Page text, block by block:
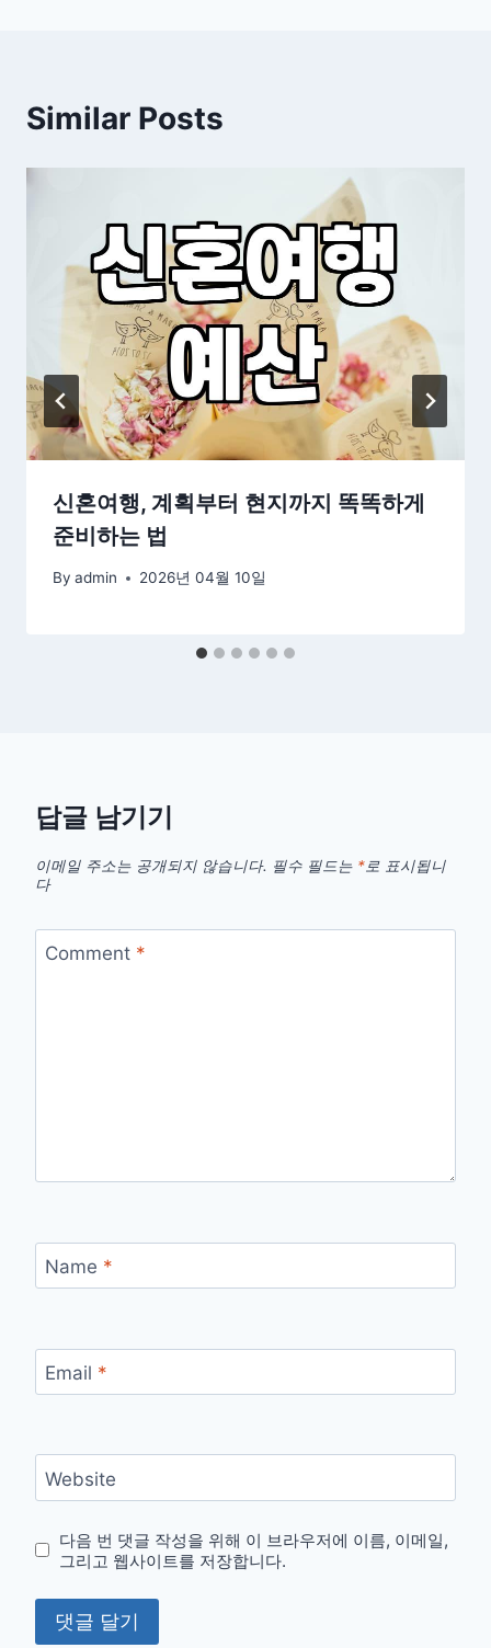
Similar Posts
신혼여행, 계획부터 현지까지 똑똑하게
준비하는 법
By admin 2026년 04월 10일
답글 남기기
이메일 주소는 공개되지 않습니다. 필수 필드는 *로 표시됩니
다
Comment *
Name *
Email *
Website
다음 번 댓글 작성을 위해 이 브라우저에 이름, 이메일,
그리고 웹사이트를 저장합니다.